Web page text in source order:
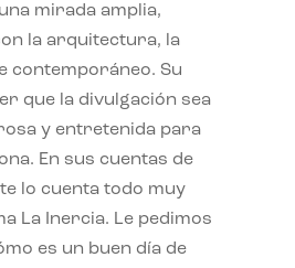
mirada amplia,
la arquitectura, la
contemporáneo. Su
que la divulgación sea
y entretenida para
En sus cuentas de
lo cuenta todo muy
La Inercia. Le pedimos
es un buen día de